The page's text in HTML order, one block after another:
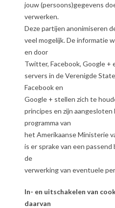
jouw (persoons)gegevens
verwerken.
Deze partijen anonimiseren
veel mogelijk. De informatie
en door
Twitter, Facebook, Google +
servers in de Verenigde
Facebook en
Google + stellen zich te
principes en zijn aangesloten
programma van
het Amerikaanse Ministerie
is er sprake van een
de
verwerking van eventuele
In- en uitschakelen van
daarvan